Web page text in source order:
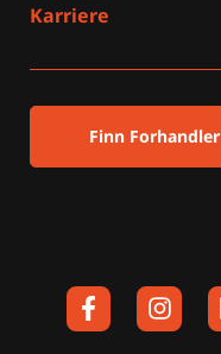
Karriere
Finn Forhandler
a
c
n
s